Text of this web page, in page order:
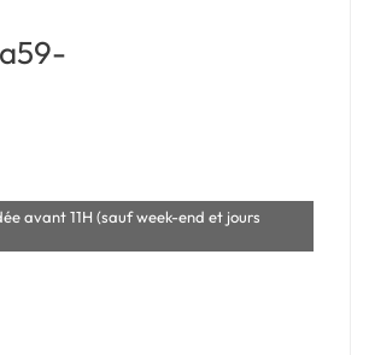
avant 11H (sauf week-end et jours